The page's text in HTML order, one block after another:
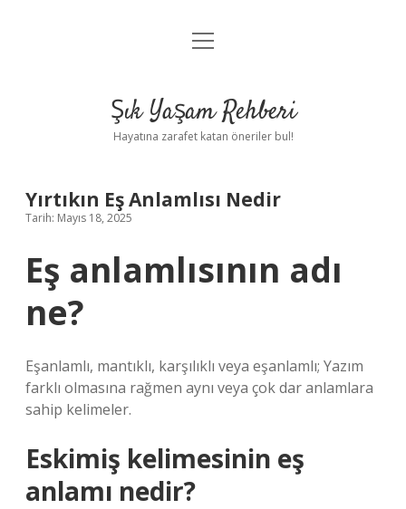
Anasayfa
Yasal Uyarı
menüyü
Şık Yaşam Rehberi
Hayatına zarafet katan öneriler bul!
Yırtıkın Eş Anlamlısı Nedir
Tarih: Mayıs 18, 2025
Eş anlamlısının adı
ne?
Eşanlamlı, mantıklı, karşılıklı veya eşanlamlı; Yazım
farklı olmasına rağmen aynı veya çok dar anlamlara
sahip kelimeler.
Eskimiş kelimesinin eş
anlamı nedir?